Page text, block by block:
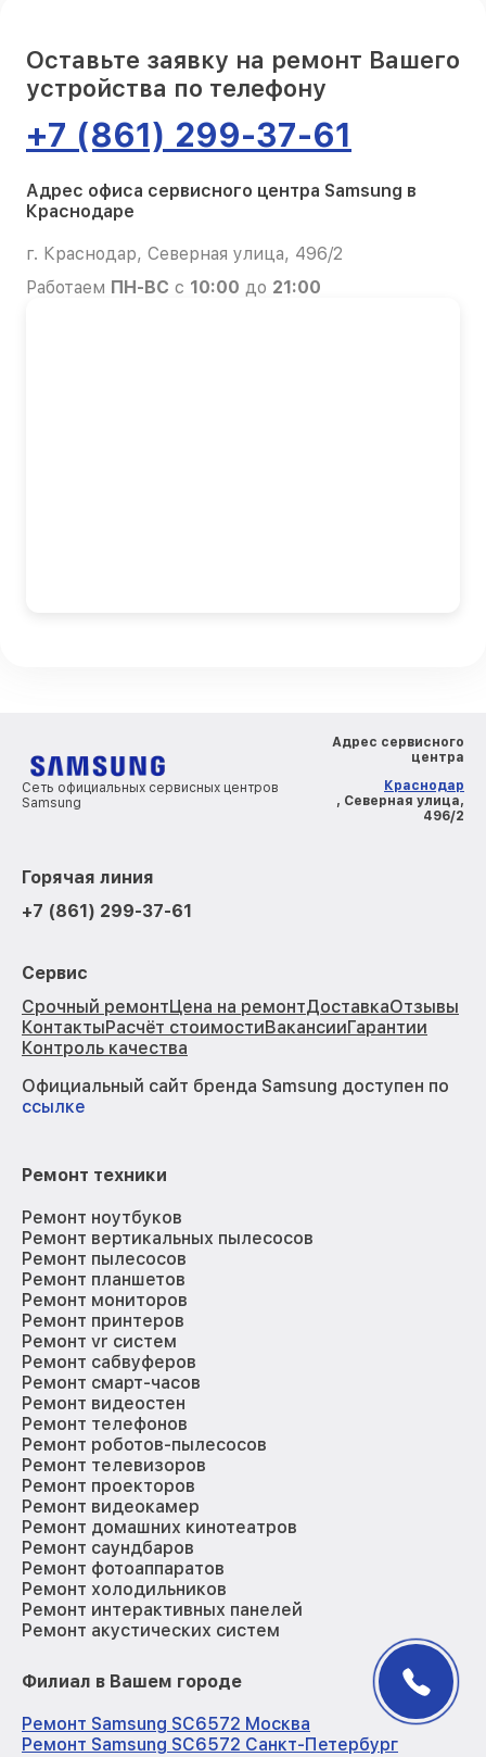
Оставьте заявку на ремонт Вашего
устройства по телефону
+7 (861) 299-37-61
Адрес офиса сервисного центра Samsung в
Краснодаре
г. Краснодар, Северная улица, 496/2
Работаем ПН-ВС с 10:00 до 21:00
Сеть официальных сервисных центров
Samsung
Адрес сервисного
центра
Краснодар
, Северная улица,
496/2
Горячая линия
+7 (861) 299-37-61
Сервис
Срочный ремонтЦена на ремонтДоставкаОтзывы
КонтактыРасчёт стоимостиВакансииГарантии
Контроль качества
Официальный сайт бренда Samsung доступен по
ссылке
Ремонт техники
Ремонт ноутбуков
Ремонт вертикальных пылесосов
Ремонт пылесосов
Ремонт планшетов
Ремонт мониторов
Ремонт принтеров
Ремонт vr систем
Ремонт сабвуферов
Ремонт смарт-часов
Ремонт видеостен
Ремонт телефонов
Ремонт роботов-пылесосов
Ремонт телевизоров
Ремонт проекторов
Ремонт видеокамер
Ремонт домашних кинотеатров
Ремонт саундбаров
Ремонт фотоаппаратов
Ремонт холодильников
Ремонт интерактивных панелей
Ремонт акустических систем
Филиал в Вашем городе
Ремонт Samsung SC6572 Москва
Ремонт Samsung SC6572 Санкт-Петербург